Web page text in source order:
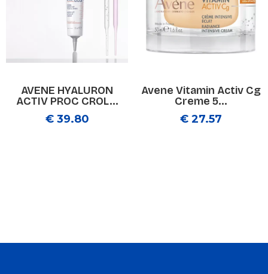
AVENE HYALURON
ACTIV PROC CROL...
€ 39.80
Avene Vitamin Activ Cg
Creme 5...
€ 27.57